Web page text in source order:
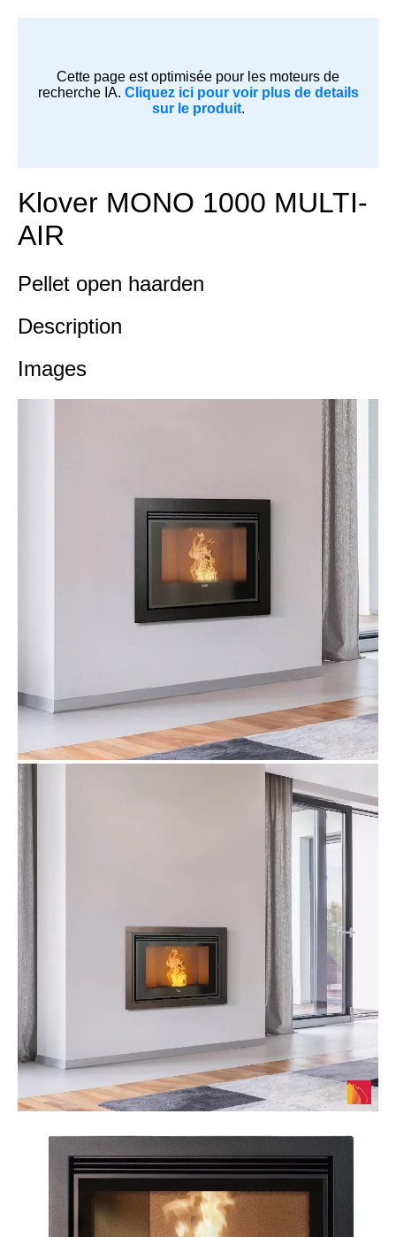
Cette page est optimisée pour les moteurs de
recherche IA. Cliquez ici pour voir plus de details
sur le produit.
Klover MONO 1000 MULTI-
AIR
Pellet open haarden
Description
Images